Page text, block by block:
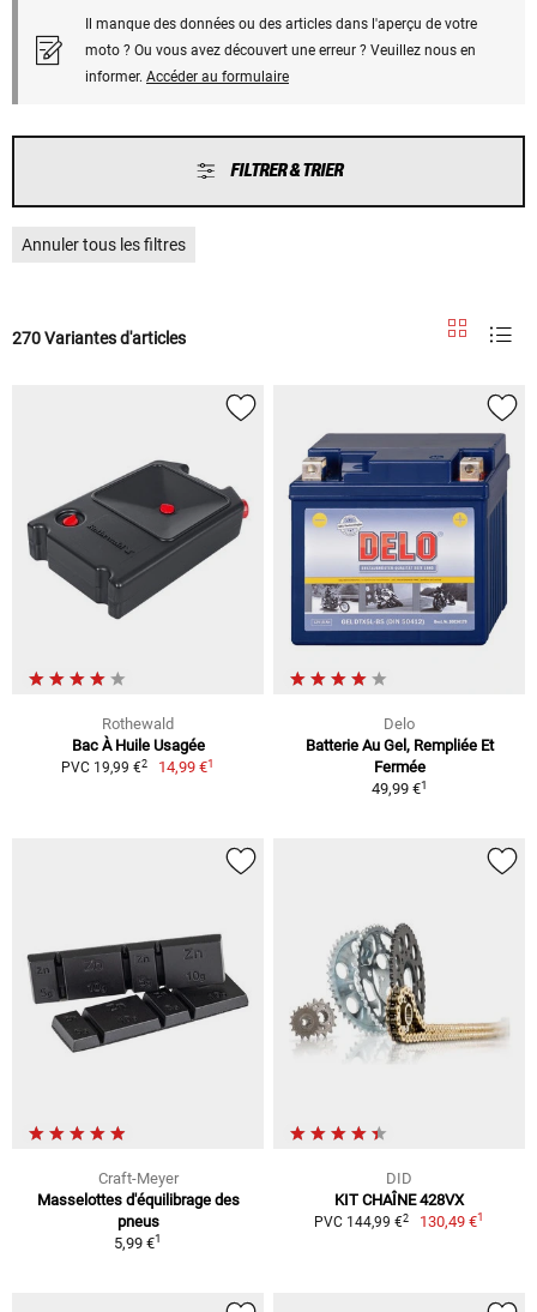
Il manque des données ou des articles dans l'aperçu de votre
moto ? Ou vous avez découvert une erreur ? Veuillez nous en
informer. Accéder au formulaire
FILTRER & TRIER
Annuler tous les filtres
270 Variantes d'articles
Rothewald
Bac À Huile Usagée
PVC 19,99 €2 14,99 €1
Delo
Batterie Au Gel, Rempliée Et
Fermée
49,99 €1
Craft-Meyer
Masselottes d'équilibrage des
pneus
5,99 €1
DID
KIT CHAÎNE 428VX
PVC 144,99 €2 130,49 €1